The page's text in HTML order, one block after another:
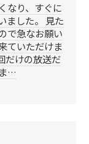
なり、すぐに
ました。 見た
で急なお願い
ていただけま
だけの放送だ
…